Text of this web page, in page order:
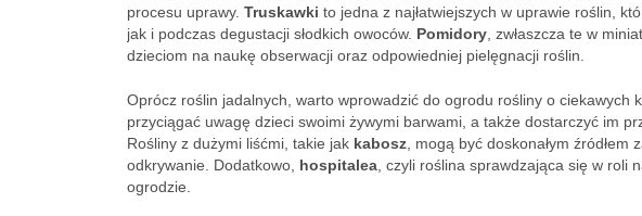
procesu uprawy. Truskawki to jedna z najłatwiejszych w uprawie roślin,
jak i podczas degustacji słodkich owoców. Pomidory , zwłaszcza te w
dzieciom na naukę obserwacji oraz odpowiedniej pielęgnacji roślin.
Oprócz roślin jadalnych, warto wprowadzić do ogrodu rośliny o ciekawych
przyciągać uwagę dzieci swoimi żywymi barwami, a także dostarczyć im
Rośliny z dużymi liśćmi, takie jak kabosz , mogą być doskonałym
odkrywanie. Dodatkowo, hospitalea , czyli roślina sprawdzająca się w
ogrodzie.